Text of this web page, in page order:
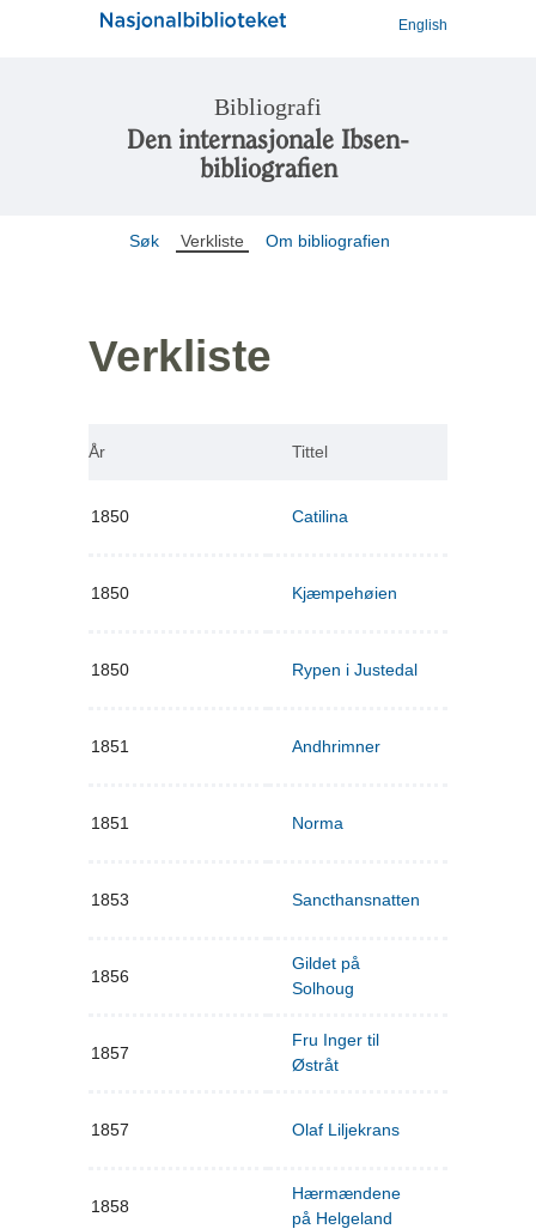
English
Bibliografi
Den internasjonale Ibsen-
bibliografien
Søk Verkliste Om bibliografien
Verkliste
År Tittel
1850 Catilina
1850 Kjæmpehøien
1850 Rypen i Justedal
1851 Andhrimner
1851 Norma
1853 Sancthansnatten
1856
Gildet på
Solhoug
1857
Fru Inger til
Østråt
1857 Olaf Liljekrans
1858
Hærmændene
på Helgeland